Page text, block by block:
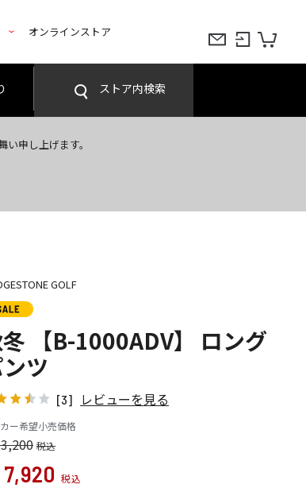
オンラインストア
ストア内検索
申し上げます。
GOLF
【B-1000ADV】 ロング
ツ
[3] レビューを見る
ー希望小売価格